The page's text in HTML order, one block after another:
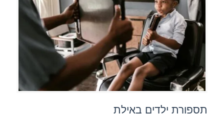
תספורת ילדים באילת